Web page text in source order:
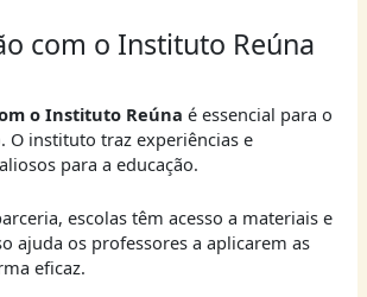
com o Instituto Reúna
o Instituto Reúna é essencial para o
O instituto traz experiências e
para a educação.
escolas têm acesso a materiais e
ajuda os professores a aplicarem as
eficaz.